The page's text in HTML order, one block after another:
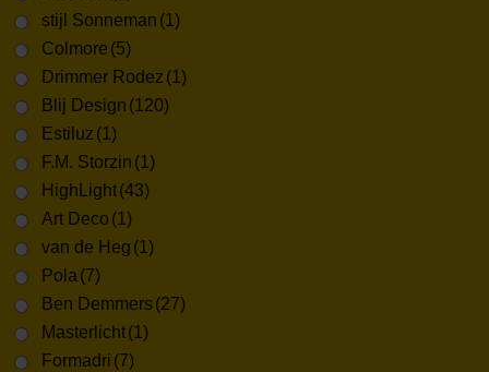
stijl Sonneman (1)
Colmore (5)
Drimmer Rodez (1)
Blij Design (120)
Estiluz (1)
F.M. Storzin (1)
HighLight(43)
Art Deco (1)
van de Heg (1)
Pola (7)
Ben Demmers (27)
Masterlicht(1)
Formadri (7)